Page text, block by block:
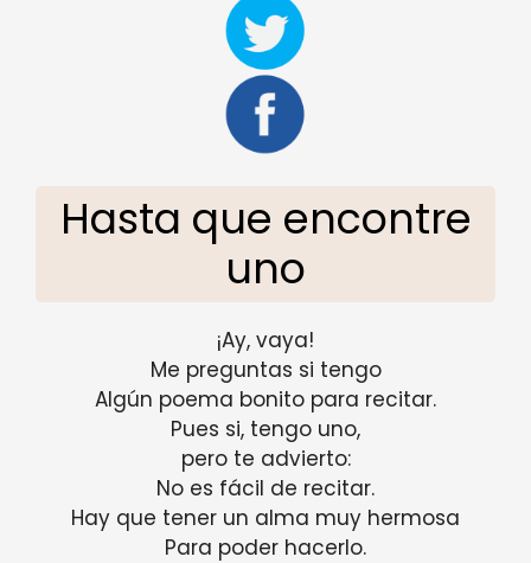
Hasta que encontre
uno
¡Ay, vaya!
Me preguntas si tengo
Algún poema bonito para recitar.
Pues si, tengo uno,
pero te advierto:
No es fácil de recitar.
Hay que tener un alma muy hermosa
Para poder hacerlo.